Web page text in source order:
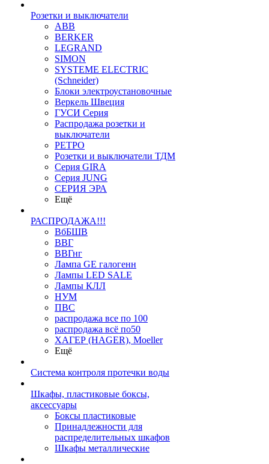
Розетки и выключатели
ABB
BERKER
LEGRAND
SIMON
SYSTEME ELECTRIC
(Schneider)
Блоки электроустановочные
Веркель Швеция
ГУСИ Серия
Распродажа розетки и
выключатели
РЕТРО
Розетки и выключатели ТДМ
Серия GIRA
Серия JUNG
СЕРИЯ ЭРА
Ещё
РАСПРОДАЖА!!!
ВбБШВ
ВВГ
ВВГнг
Лампа GE галогенн
Лампы LED SALE
Лампы КЛЛ
НУМ
ПВС
распродажа все по 100
распродажа всё по50
ХАГЕР (HAGER), Moeller
Ещё
Система контроля протечки воды
Шкафы, пластиковые боксы,
аксессуары
Боксы пластиковые
Принадлежности для
распределительных шкафов
Шкафы металлические